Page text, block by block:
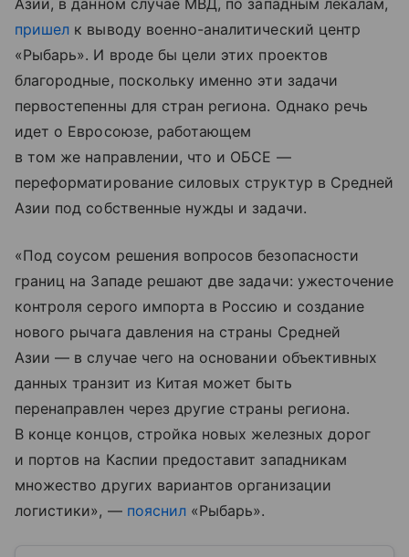
Азии, в данном случае МВД, по западным лекалам,
пришел к выводу военно-аналитический центр
«Рыбарь». И вроде бы цели этих проектов
благородные, поскольку именно эти задачи
первостепенны для стран региона. Однако речь
идет о Евросоюзе, работающем
в том же направлении, что и ОБСЕ —
переформатирование силовых структур в Средней
Азии под собственные нужды и задачи.
«Под соусом решения вопросов безопасности
границ на Западе решают две задачи: ужесточение
контроля серого импорта в Россию и создание
нового рычага давления на страны Средней
Азии — в случае чего на основании объективных
данных транзит из Китая может быть
перенаправлен через другие страны региона.
В конце концов, стройка новых железных дорог
и портов на Каспии предоставит западникам
множество других вариантов организации
логистики», — пояснил «Рыбарь».